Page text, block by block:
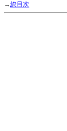
→総目次